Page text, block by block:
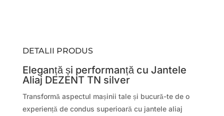
DETALII PRODUS
Eleganță și performanță cu Jantele
Aliaj DEZENT TN silver
Transformă aspectul mașinii tale și bucură-te de o
experiență de condus superioară cu jantele aliaj